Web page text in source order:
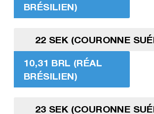
BRÉSILIEN)
22 SEK (COURONNE
10,31 BRL (RÉAL
BRÉSILIEN)
23 SEK (COURONNE